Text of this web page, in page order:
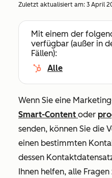
Zuletzt aktualisiert am: 3 April
Mit einem der
verfügbar (außer in
Fällen):
Alle
Wenn Sie eine
Smart-Content oder
senden, können Sie die
einen bestimmten
dessen
Ihnen helfen, alle